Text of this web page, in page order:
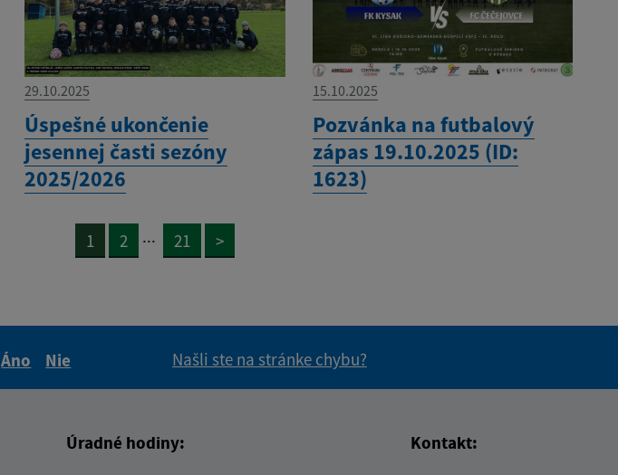
29.10.2025
Úspešné ukončenie
jesennej časti sezóny
2025/2026
15.10.2025
Pozvánka na futbalový
zápas 19.10.2025 (ID:
1623)
1 2 ... 21 >
Áno
Nie
Našli ste na stránke chybu?
Úradné hodiny: Kontakt: